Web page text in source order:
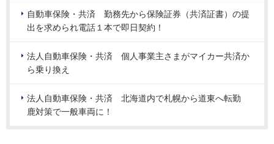
自動車保険・共済 勤務先から保険証券（共済証書）の提
出を求められ電話１本で即日契約！
法人自動車保険・共済 個人事業主さまがマイカー共済か
ら乗り換え
法人自動車保険・共済 北海道内で札幌から道東へ転勤
鹿対策で一般車両に！